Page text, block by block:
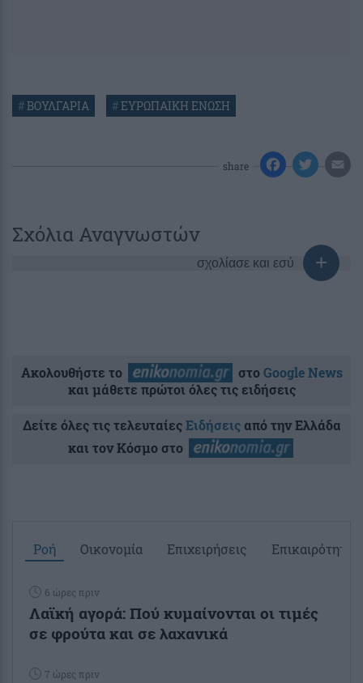
#ΒΟΥΛΓΑΡΙΑ #ΕΥΡΩΠΑΙΚΗ ΕΝΩΣΗ
share
Σχόλια Αναγνωστών
σχολίασε και εσύ
Ακολουθήστε το στοGoogle News
και μάθετε πρώτοι όλες τις ειδήσεις
Δείτε όλες τις τελευταίεςΕιδήσειςαπό την Ελλάδα
και τον Κόσμο στο
Ροή Οικονομία Επιχειρήσεις Επικαιρότητα
6 ώρες πριν
Λαϊκή αγορά: Πού κυμαίνονται οι τιμές
σε φρούτα και σε λαχανικά
7 ώρες πριν